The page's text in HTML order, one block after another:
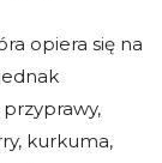
opiera się na
kurkuma,